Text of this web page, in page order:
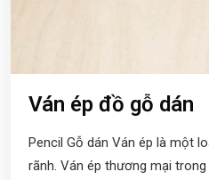
Ván ép đồ gỗ dán
Pencil Gỗ dán Ván ép là một
rãnh. Ván ép thương mại